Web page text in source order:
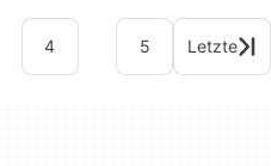
4 5 Letzte